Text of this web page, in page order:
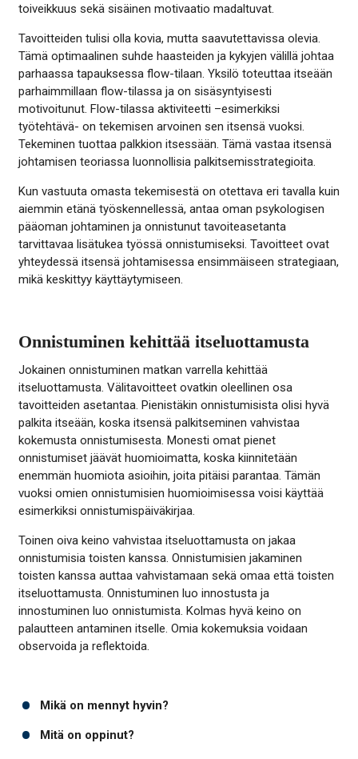
toiveikkuus sekä sisäinen motivaatio madaltuvat.
Tavoitteiden tulisi olla kovia, mutta saavutettavissa olevia.
Tämä optimaalinen suhde haasteiden ja kykyjen välillä johtaa
parhaassa tapauksessa flow-tilaan. Yksilö toteuttaa itseään
parhaimmillaan flow-tilassa ja on sisäsyntyisesti
motivoitunut. Flow-tilassa aktiviteetti –esimerkiksi
työtehtävä- on tekemisen arvoinen sen itsensä vuoksi.
Tekeminen tuottaa palkkion itsessään. Tämä vastaa itsensä
johtamisen teoriassa luonnollisia palkitsemisstrategioita.
Kun vastuuta omasta tekemisestä on otettava eri tavalla kuin
aiemmin etänä työskennellessä, antaa oman psykologisen
pääoman johtaminen ja onnistunut tavoiteasetanta
tarvittavaa lisätukea työssä onnistumiseksi. Tavoitteet ovat
yhteydessä itsensä johtamisessa ensimmäiseen strategiaan,
mikä keskittyy käyttäytymiseen.
Onnistuminen kehittää itseluottamusta
Jokainen onnistuminen matkan varrella kehittää
itseluottamusta. Välitavoitteet ovatkin oleellinen osa
tavoitteiden asetantaa. Pienistäkin onnistumisista olisi hyvä
palkita itseään, koska itsensä palkitseminen vahvistaa
kokemusta onnistumisesta. Monesti omat pienet
onnistumiset jäävät huomioimatta, koska kiinnitetään
enemmän huomiota asioihin, joita pitäisi parantaa. Tämän
vuoksi omien onnistumisien huomioimisessa voisi käyttää
esimerkiksi onnistumispäiväkirjaa.
Toinen oiva keino vahvistaa itseluottamusta on jakaa
onnistumisia toisten kanssa. Onnistumisien jakaminen
toisten kanssa auttaa vahvistamaan sekä omaa että toisten
itseluottamusta. Onnistuminen luo innostusta ja
innostuminen luo onnistumista. Kolmas hyvä keino on
palautteen antaminen itselle. Omia kokemuksia voidaan
observoida ja reflektoida.
Mikä on mennyt hyvin?
Mitä on oppinut?